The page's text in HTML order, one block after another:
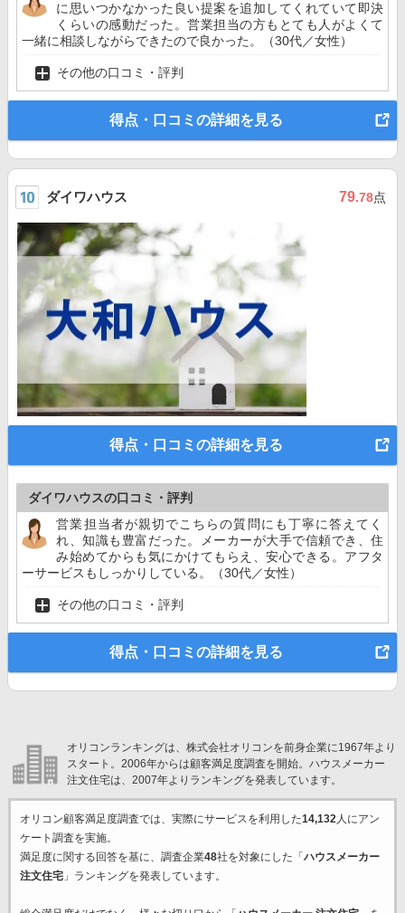
に思いつかなかった良い提案を追加してくれていて即決
くらいの感動だった。営業担当の方もとても人がよくて
一緒に相談しながらできたので良かった。（30代／女性）
その他の口コミ・評判
得点・口コミの詳細を見る
ダイワハウス 79.78点
得点・口コミの詳細を見る
ダイワハウスの口コミ・評判
営業担当者が親切でこちらの質問にも丁寧に答えてく
れ、知識も豊富だった。メーカーが大手で信頼でき、住
み始めてからも気にかけてもらえ、安心できる。アフタ
ーサービスもしっかりしている。（30代／女性）
その他の口コミ・評判
得点・口コミの詳細を見る
オリコンランキングは、株式会社オリコンを前身企業に1967年より
スタート。2006年からは顧客満足度調査を開始。ハウスメーカー
注文住宅は、2007年よりランキングを発表しています。
オリコン顧客満足度調査では、実際にサービスを利用した14,132人にアン
ケート調査を実施。
満足度に関する回答を基に、調査企業48社を対象にした「 ハウスメーカー
注文住宅」ランキングを発表しています。